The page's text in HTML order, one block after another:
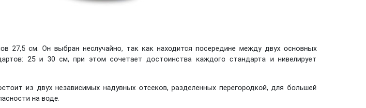
27,5 см. Он выбран неслучайно, так как находится посередине между двух основных
25 и 30 см, при этом сочетает достоинства каждого стандарта и нивелирует
из двух независимых надувных отсеков, разделенных перегородкой, для большей
на воде.